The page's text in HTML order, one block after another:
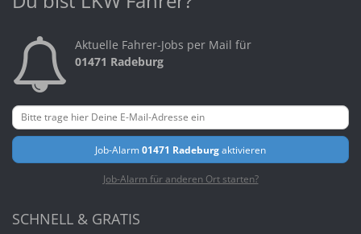
Aktuelle Fahrer-Jobs per Mail für
01471 Radeburg
Job-Alarm01471 Radeburgaktivieren
Job-Alarm für anderen Ort starten?
SCHNELL & GRATIS